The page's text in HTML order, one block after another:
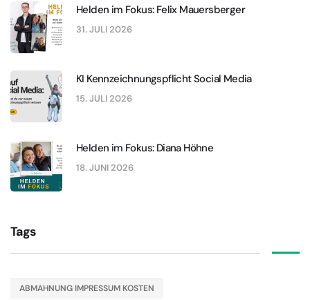
Helden im Fokus: Felix Mauersberger
31. JULI 2026
KI Kennzeichnungspflicht Social Media
15. JULI 2026
Helden im Fokus: Diana Höhne
18. JUNI 2026
Tags
ABMAHNUNG IMPRESSUM KOSTEN